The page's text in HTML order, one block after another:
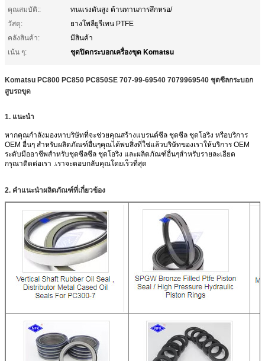
คุณสมบัติ::
ทนแรงดันสูง ต้านทานการสึกหรอ/
วัสดุ:
ยางโพลียูรีเทน PTFE
คลังสินค้า:
มีสินค้า
เน้น ๆ:
ชุดปิดกระบอกเครื่องขุด Komatsu
Komatsu PC800 PC850 PC850SE 707-99-69540 7079969540 ชุดซีลกระบอก
สูบรถขุด
1. แนะนำ
หากคุณกำลังมองหาบริษัทที่จะช่วยคุณสร้างแบรนด์ซีล ชุดซีล ชุดโอริง หรือบริการ
OEM อื่นๆ สำหรับผลิตภัณฑ์อื่นๆคุณได้พบสิ่งที่ใช่แล้วบริษัทของเราให้บริการ OEM
ระดับมืออาชีพสำหรับชุดซีลซีล ชุดโอริง และผลิตภัณฑ์อื่นๆสำหรับรายละเอียด
กรุณาติดต่อเรา .เราจะตอบกลับคุณโดยเร็วที่สุด
2. คำแนะนำผลิตภัณฑ์ที่เกี่ยวข้อง